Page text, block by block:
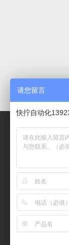
请您留言
快拧自动化